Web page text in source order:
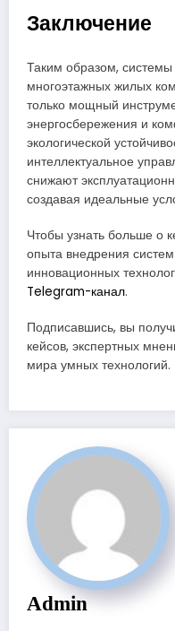
Заключение
Таким образом,
многоэтажных жилых
только мощный
энергосбережения и
экологической
интеллектуальное
снижают
создавая идеальные
Чтобы узнать больше о
опыта внедрения
инновационных
Telegram-канал.
Подписавшись, вы
кейсов, экспертных
мира умных технологий.
Admin